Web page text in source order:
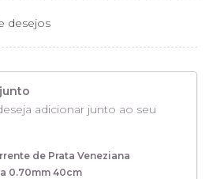
desejos
adicionar junto ao seu
de Prata Veneziana
0.70mm 40cm